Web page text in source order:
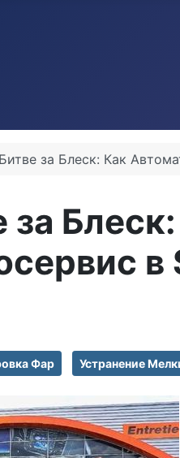
за Блеск: Как
за
Фар Устранение